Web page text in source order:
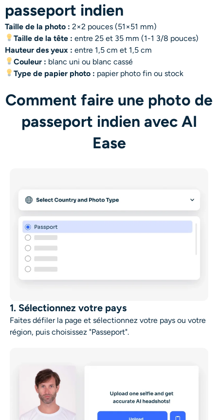
passeport indien
Taille de la photo : 2×2 pouces (51×51 mm)
Taille de la tête : entre 25 et 35 mm (1-1 3/8 pouces)
Hauteur des yeux : entre 1,5 cm et 1,5 cm
Couleur : blanc uni ou blanc cassé
Type de papier photo : papier photo fin ou stock
Comment faire une photo de
passeport indien avec AI
Ease
1. Sélectionnez votre pays
Faites défiler la page et sélectionnez votre pays ou votre
région, puis choisissez "Passeport".